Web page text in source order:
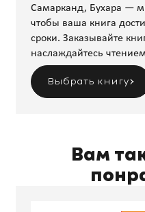
Самарканд, Бухара —
чтобы ваша книга
сроки. Заказывайте
наслаждайтесь
Выбрать книгу
Вам